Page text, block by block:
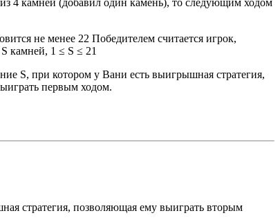
не менее 22 Победителем считается игрок,
камней, 1 ≤ S ≤ 21
S, при котором у Вани есть выигрышная стратегия,
первым ходом.
стратегия, позволяющая ему выиграть вторым